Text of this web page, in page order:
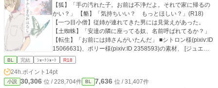
【狐】「手の汚れた子。お前は不浄だよ。それで家に帰るの
かい？」 【貉】「気持ちいい？ もっとほしい？」(R18)
【一つ目小僧】従姉が連れてきた男には見覚えがあった。
【土蜘蛛】「安達の隣に座ってる奴、名前呼ばれてるか？」
【転生】「お前には姉さんがいたんだ」 ■シトロン様(pixiv:ID
15066631)、ポリー様(pixiv:ID 2358593)の素材、 [ジュエル
セイバーFREE]様のフリーコンテンツを表紙にお借りしてい
BL 完結 ｼｮｰﾄｼｮｰﾄ R18
24h.ポイント 14pt
小説 30,306 位 / 228,704件 BL 7,636 位 / 31,407件